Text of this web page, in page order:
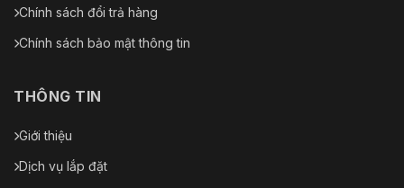
Chính sách đổi trả hàng
Chính sách bảo mật thông tin
THÔNG TIN
Giới thiệu
Dịch vụ lắp đặt